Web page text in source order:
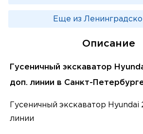
Еще из
Описание
Гусеничный экскаватор
доп. линии в Санкт-
Гусеничный экскаватор Hyundai
линии